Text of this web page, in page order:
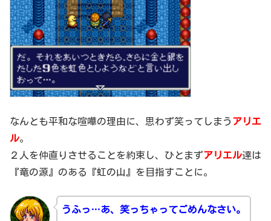
なんとも平和な喧嘩の理由に、思わず笑ってしまう アリエ
ル。
２人を仲直りさせることを約束し、ひとまずアリエル達は
『竜の源』のある『虹の山』を目指すことに。
うふっ…あ、笑っちゃってごめんなさい。